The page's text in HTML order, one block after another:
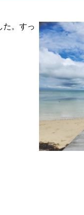
た。すっ